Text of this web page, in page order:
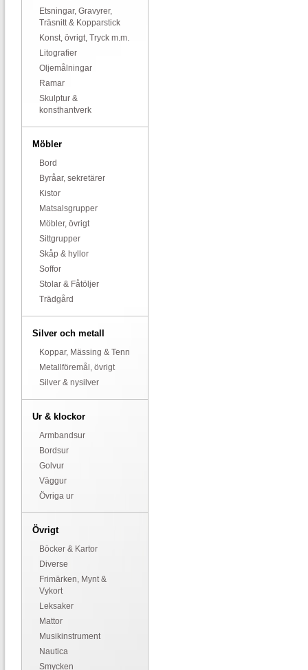
Etsningar, Gravyrer,
Träsnitt & Kopparstick
Konst, övrigt, Tryck m.m.
Litografier
Oljemålningar
Ramar
Skulptur &
konsthantverk
Möbler
Bord
Byråar, sekretärer
Kistor
Matsalsgrupper
Möbler, övrigt
Sittgrupper
Skåp & hyllor
Soffor
Stolar & Fåtöljer
Trädgård
Silver och metall
Koppar, Mässing & Tenn
Metallföremål, övrigt
Silver & nysilver
Ur & klockor
Armbandsur
Bordsur
Golvur
Väggur
Övriga ur
Övrigt
Böcker & Kartor
Diverse
Frimärken, Mynt &
Vykort
Leksaker
Mattor
Musikinstrument
Nautica
Smycken